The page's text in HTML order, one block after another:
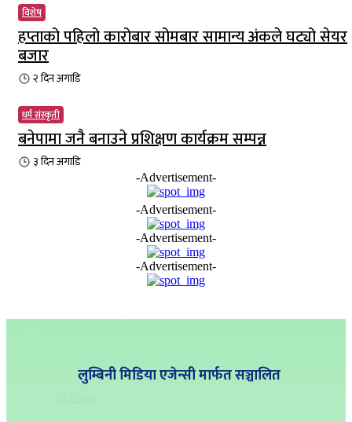
विशेष
हप्ताको पहिलो कारोबार सोमबार सामान्य अंकले घट्यो सेयर
बजार
२ दिनअगाडि
धर्म संस्कृती
बनेपामा जनै बनाउने प्रशिक्षण कार्यक्रम सम्पन्न
३ दिनअगाडि
-Advertisement-
-Advertisement-
-Advertisement-
-Advertisement-
लुम्बिनी मिडिया एजेन्सी मार्फत सञ्चालित